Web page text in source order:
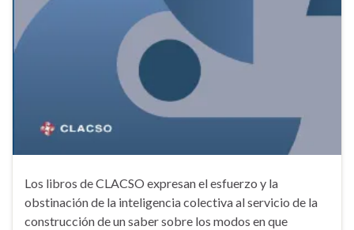
Los libros de CLACSO expresan el esfuerzo y la
obstinación de la inteligencia colectiva al servicio de la
construcción de un saber sobre los modos en que